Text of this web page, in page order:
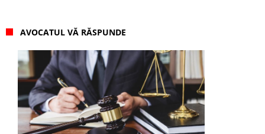
AVOCATUL VĂ RĂSPUNDE